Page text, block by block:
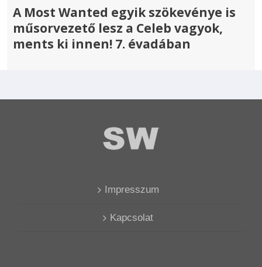
A Most Wanted egyik szökevénye is
műsorvezető lesz a Celeb vagyok,
ments ki innen! 7. évadában
Impresszum
Kapcsolat